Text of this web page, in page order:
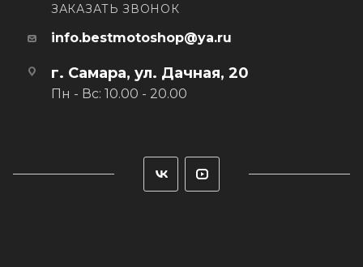
г. Самара, ул. Дачная, 20
Пн - Вс: 10.00 - 20.00
ЗАКАЗАТЬ ЗВОНОК
info.bestmotoshop@ya.ru